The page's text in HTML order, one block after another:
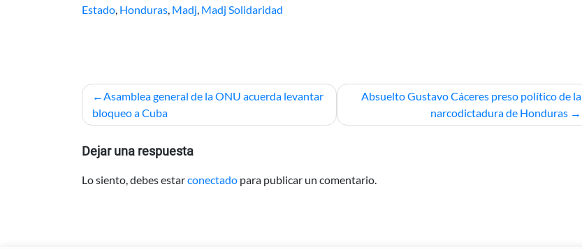
Estado, Honduras, Madj, Madj Solidaridad
Navegación
de
Asamblea general de la ONU acuerda levantar
bloqueo a Cuba
Absuelto Gustavo Cáceres preso político de la
narcodictadura de Honduras
Dejar una respuesta
Lo siento, debes estarconectado para publicar un comentario.